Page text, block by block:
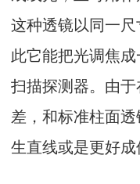
这种透镜以同一
此它能把光调焦
扫描探测器。由
差，和标准柱面
生直线或是更好成